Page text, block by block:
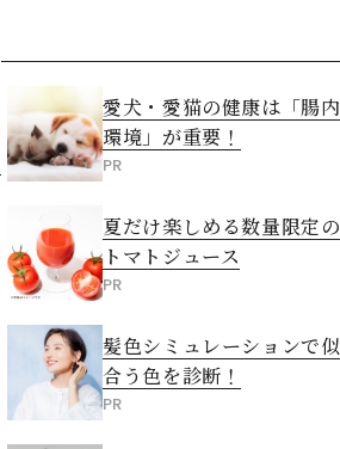
愛犬・愛猫の健康は「腸内
環境」が重要！
PR
夏だけ楽しめる数量限定の
トマトジュース
PR
髪色シミュレーションで似
合う色を診断！
PR